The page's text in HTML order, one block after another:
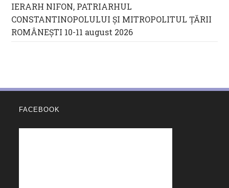
IERARH NIFON, PATRIARHUL
CONSTANTINOPOLULUI ŞI MITROPOLITUL ȚĂRII
ROMÂNEȘTI 10-11 august 2026
FACEBOOK